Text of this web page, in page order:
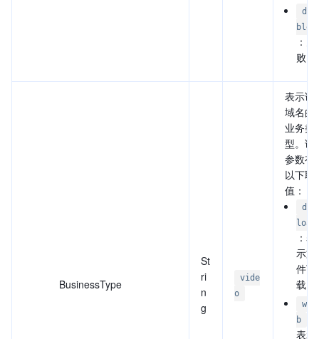
ble
：失
败。
BusinessType
St
ri
n
g
vide
o
表示该
域名的
业务类
型。该
参数有
以下取
值：
load
：表
示文
件下
载。
we
b
表示